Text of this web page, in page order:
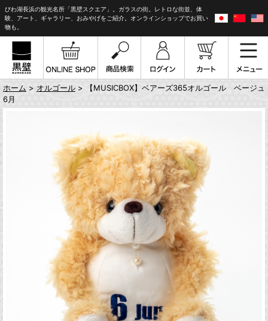
びわ湖長浜の観光名所「黒壁スクエア」。ガラスの街。レトロな街並、体
験、アート、ギャラリー、おみやげをご紹介。オンラインショップでお買い
物も。
ホーム > オルゴール > 【MUSICBOX】ベアーズ365オルゴール ベージュ
6月